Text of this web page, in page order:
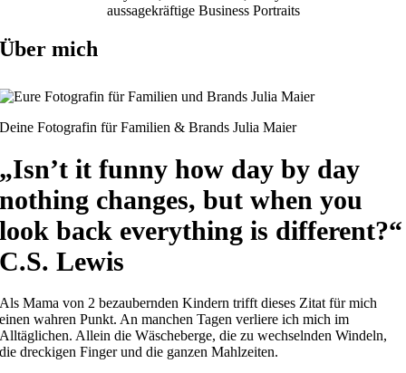
Über mich
Deine Fotografin für Familien & Brands Julia Maier
„Isn’t it funny how day by day
nothing changes, but when you
look back everything is different?“
C.S. Lewis
Als Mama von 2 bezaubernden Kindern trifft dieses Zitat für mich
einen wahren Punkt. An manchen Tagen verliere ich mich im
Alltäglichen. Allein die Wäscheberge, die zu wechselnden Windeln,
die dreckigen Finger und die ganzen Mahlzeiten.